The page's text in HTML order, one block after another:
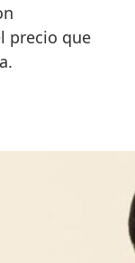
precio que